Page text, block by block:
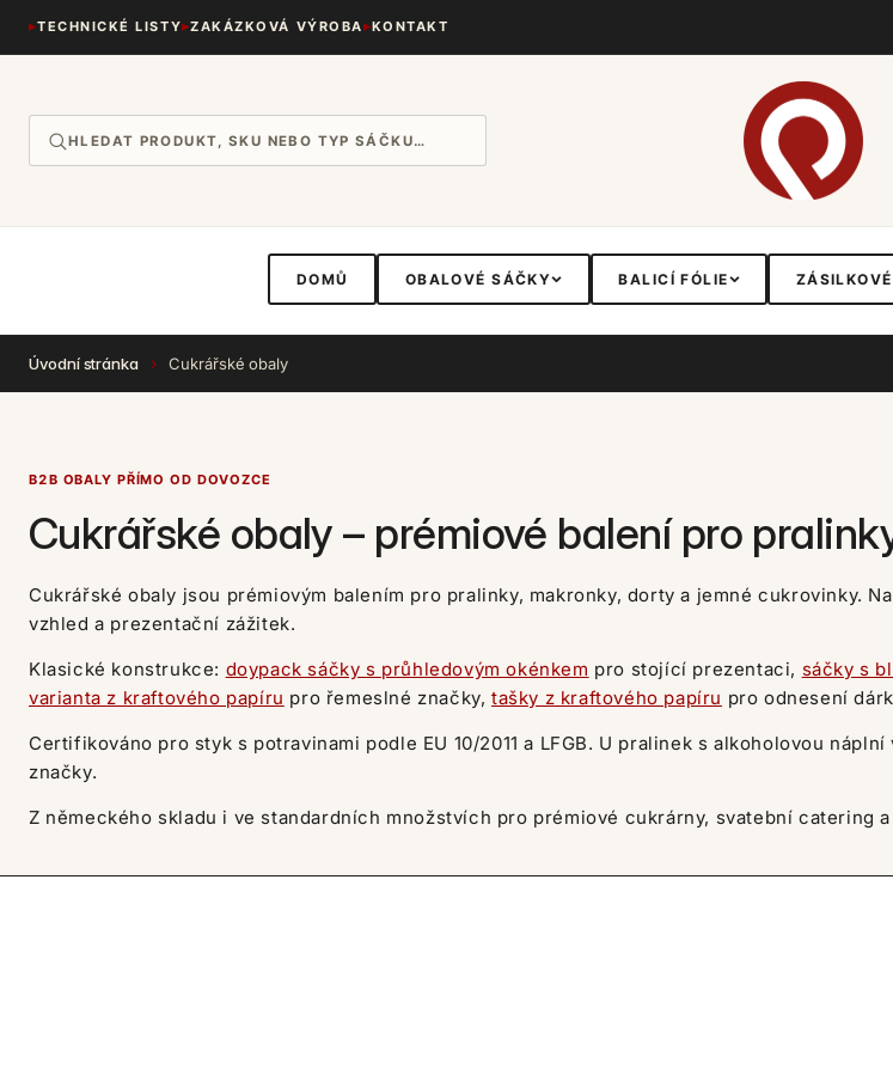
obsahu
TECHNICKÉ LISTY ZAKÁZKOVÁ VÝROBA KONTAKT
DOMŮ OBALOVÉ SÁČKY BALICÍ FÓLIE
Úvodní stránka › Cukrářské obaly
B2B OBALY PŘÍMO OD DOVOZCE
Cukrářské obaly – prémiové balení pro
Cukrářské obaly jsou prémiovým balením pro pralinky, makronky, dorty a jemné cukrovinky.
vzhled a prezentační zážitek.
Klasické konstrukce: doypack sáčky s průhledovým okénkem pro stojící prezentaci, sáčky s
varianta z kraftového papíru pro řemeslné značky,tašky z kraftového papíru pro odnesení
Certifikováno pro styk s potravinami podle EU 10/2011 a LFGB. U pralinek s alkoholovou
značky.
Z německého skladu i ve standardních množstvích pro prémiové cukrárny, svatební catering